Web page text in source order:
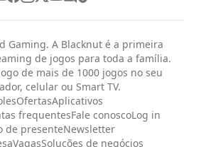
Gaming. A Blacknut é a primeira
de jogos para toda a família.
de mais de 1000 jogos no seu
celular ou Smart TV.
OfertasAplicativos
frequentesFale conoscoLog in
de presenteNewsletter
VagasSoluções de negócios